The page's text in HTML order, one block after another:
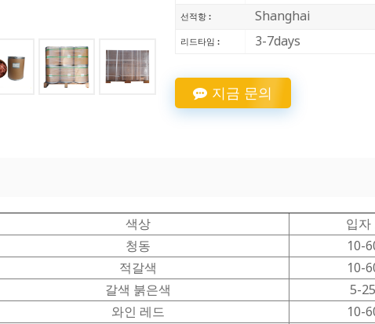
선적항 : Shanghai
리드타임 : 3-7days
지금 문의
색상
입자
청동
10-
적갈색
10-
갈색 붉은색
5-
와인 레드
10-